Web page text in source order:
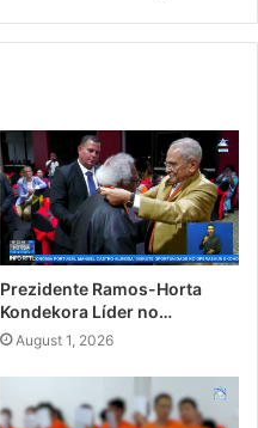
Prezidente Ramos-Horta
Kondekora Líder no…
August 1, 2026